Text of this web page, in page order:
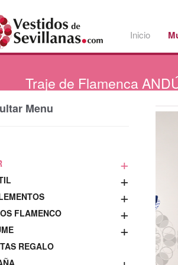
Inicio
Traje de Flamenca
Menu
+
+
+
+
FLAMENCO
+
REGALO